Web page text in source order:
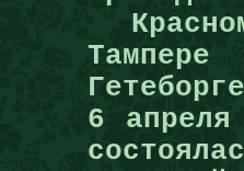
6 апреля